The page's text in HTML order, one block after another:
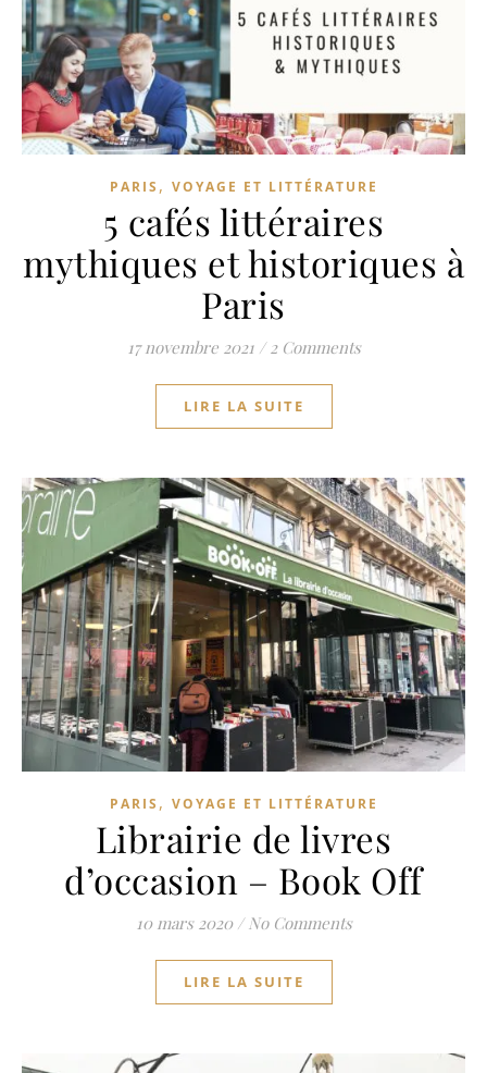
PARIS , VOYAGE ET LITTÉRATURE
5 cafés littéraires
mythiques et historiques à
Paris
17 novembre 2021 / 2 Comments
LIRE LA SUITE
PARIS , VOYAGE ET LITTÉRATURE
Librairie de livres
d’occasion – Book Off
10 mars 2020 / No Comments
LIRE LA SUITE